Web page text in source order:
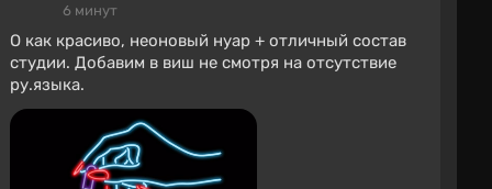
6 минут
О как красиво, неоновый нуар + отличный состав
студии. Добавим в виш не смотря на отсутствие
ру.языка.